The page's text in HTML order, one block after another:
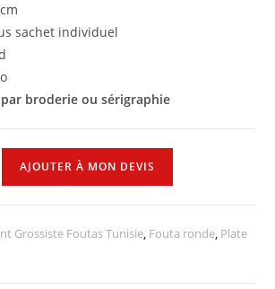
sachet individuel
broderie ou sérigraphie
AJOUTER À MON DEVIS
Grossiste Foutas Tunisie, Fouta ronde, Plate